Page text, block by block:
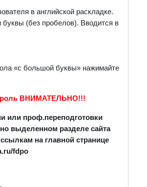
в английской раскладке.
(без пробелов). Вводится в
«с большой буквы» нажимайте
ВНИМАТЕЛЬНО!!!
или проф.переподготовки
выделенном разделе сайта
на главной странице
fdpo